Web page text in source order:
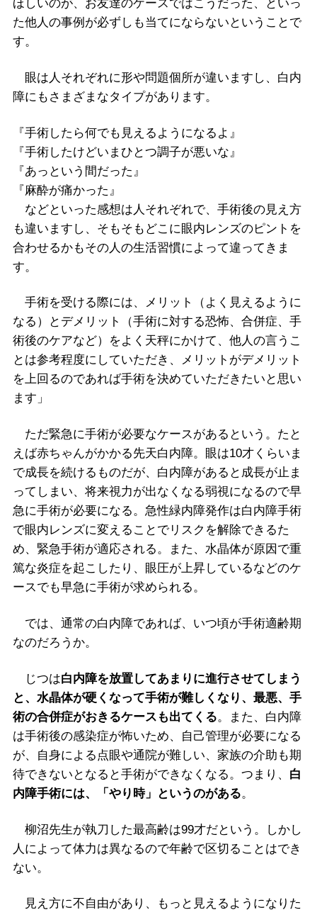
ほしいのが、お友達のケースではこうだった、といっ
た他人の事例が必ずしも当てにならないということで
す。
眼は人それぞれに形や問題個所が違いますし、白内
障にもさまざまなタイプがあります。
『手術したら何でも見えるようになるよ』
『手術したけどいまひとつ調子が悪いな』
『あっという間だった』
『麻酔が痛かった』
などといった感想は人それぞれで、手術後の見え方
も違いますし、そもそもどこに眼内レンズのピントを
合わせるかもその人の生活習慣によって違ってきま
す。
手術を受ける際には、メリット（よく見えるように
なる）とデメリット（手術に対する恐怖、合併症、手
術後のケアなど）をよく天秤にかけて、他人の言うこ
とは参考程度にしていただき、メリットがデメリット
を上回るのであれば手術を決めていただきたいと思い
ます」
ただ緊急に手術が必要なケースがあるという。たと
えば赤ちゃんがかかる先天白内障。眼は10才くらいま
で成長を続けるものだが、白内障があると成長が止ま
ってしまい、将来視力が出なくなる弱視になるので早
急に手術が必要になる。急性緑内障発作は白内障手術
で眼内レンズに変えることでリスクを解除できるた
め、緊急手術が適応される。また、水晶体が原因で重
篤な炎症を起こしたり、眼圧が上昇しているなどのケ
ースでも早急に手術が求められる。
では、通常の白内障であれば、いつ頃が手術適齢期
なのだろうか。
じつは白内障を放置してあまりに進行させてしまう
と、水晶体が硬くなって手術が難しくなり、最悪、手
術の合併症がおきるケースも出てくる。また、白内障
は手術後の感染症が怖いため、自己管理が必要になる
が、自身による点眼や通院が難しい、家族の介助も期
待できないとなると手術ができなくなる。つまり、 白
内障手術には、「やり時」というのがある。
柳沼先生が執刀した最高齢は99才だという。しかし
人によって体力は異なるので年齢で区切ることはでき
ない。
見え方に不自由があり、もっと見えるようになりた